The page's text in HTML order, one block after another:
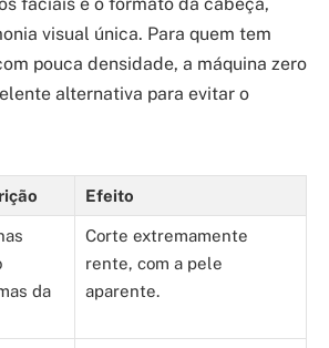
visual única. Para quem tem
pouca densidade, a máquina zero
alternativa para evitar o
Efeito
da
Corte extremamente
rente, com a pele
aparente.